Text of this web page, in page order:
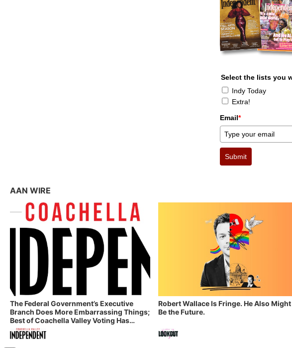
Select the lists you
Indy Today
Extra!
Email*
Submit
AAN WIRE
The Federal Government’s Executive
Branch Does More Embarrassing Things;
Best of Coachella Valley Voting Has
Started! Coachella Valley Independent’s
Indy Digest: Aug. 3, 2026
Robert Wallace Is Fringe. He Also Might
Be the Future.